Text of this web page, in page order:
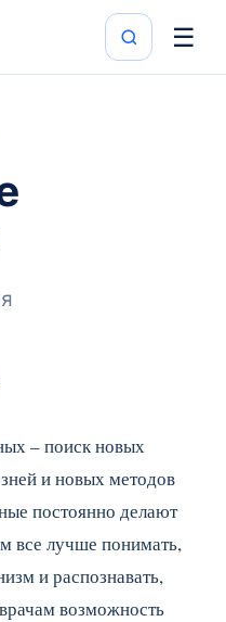
☰
– поиск новых
и новых методов
постоянно делают
все лучше понимать,
и распознавать,
возможность